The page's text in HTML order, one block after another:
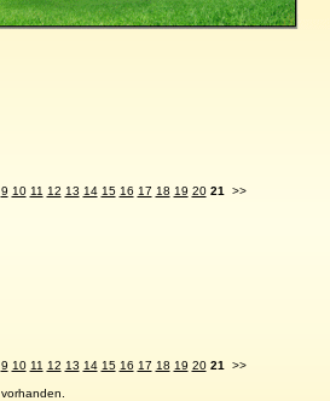
9 10 11 12 13 14 15 16 17 18 19 20 21 >>
9 10 11 12 13 14 15 16 17 18 19 20 21 >>
vorhanden.